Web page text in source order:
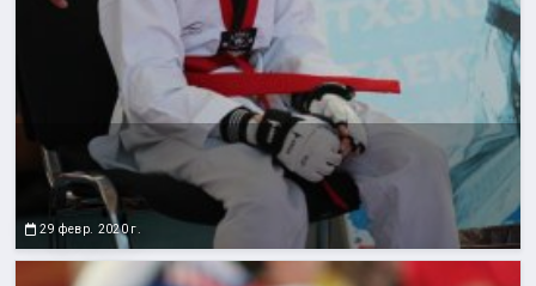
29 февр. 2020 г.